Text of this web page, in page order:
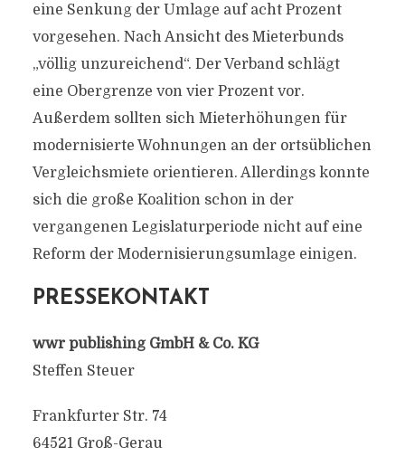
eine Senkung der Umlage auf acht Prozent
vorgesehen. Nach Ansicht des Mieterbunds
„völlig unzureichend“. Der Verband schlägt
eine Obergrenze von vier Prozent vor.
Außerdem sollten sich Mieterhöhungen für
modernisierte Wohnungen an der ortsüblichen
Vergleichsmiete orientieren. Allerdings konnte
sich die große Koalition schon in der
vergangenen Legislaturperiode nicht auf eine
Reform der Modernisierungsumlage einigen.
PRESSEKONTAKT
wwr publishing GmbH & Co. KG
Steffen Steuer
Frankfurter Str. 74
64521 Groß-Gerau